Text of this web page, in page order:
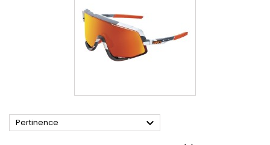
Pertinence 